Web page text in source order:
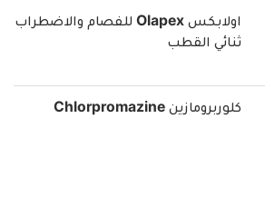
اولابكس Olapex للفصام والاضطراب
ثنائي القطب
كلوربرومازين Chlorpromazine